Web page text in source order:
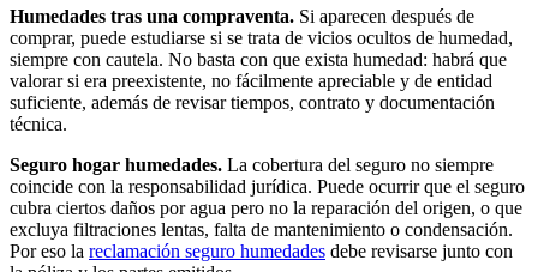
Humedades tras una compraventa. Si aparecen después de
comprar, puede estudiarse si se trata de vicios ocultos de humedad,
siempre con cautela. No basta con que exista humedad: habrá que
valorar si era preexistente, no fácilmente apreciable y de entidad
suficiente, además de revisar tiempos, contrato y documentación
técnica.
Seguro hogar humedades. La cobertura del seguro no siempre
coincide con la responsabilidad jurídica. Puede ocurrir que el seguro
cubra ciertos daños por agua pero no la reparación del origen, o que
excluya filtraciones lentas, falta de mantenimiento o condensación.
Por eso la reclamación seguro humedades debe revisarse junto con